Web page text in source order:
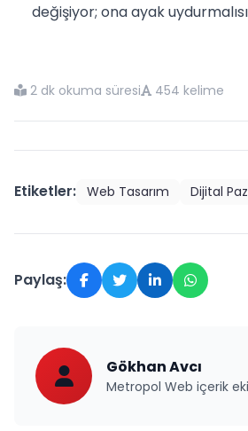
değişiyor; ona ayak
2 dk okuma süresi 454 kelime
Etiketler: Web Tasarım Dijital
Paylaş:
Gökhan Avcı
Metropol Web içerik